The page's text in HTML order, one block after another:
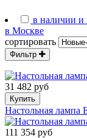
в наличии и
в Москве
сортировать
Фильтр
31 482 руб
Купить
Настольная лампа
111 354 руб